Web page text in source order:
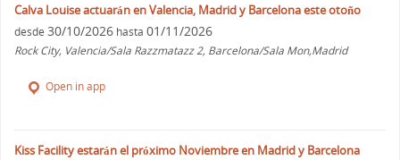
Calva Louise actuarán en Valencia, Madrid y Barcelona este otoño
desde 30/10/2026 hasta 01/11/2026
Rock City, Valencia/Sala Razzmatazz 2, Barcelona/Sala Mon,Madrid
Open in app
Kiss Facility estarán el próximo Noviembre en Madrid y Barcelona